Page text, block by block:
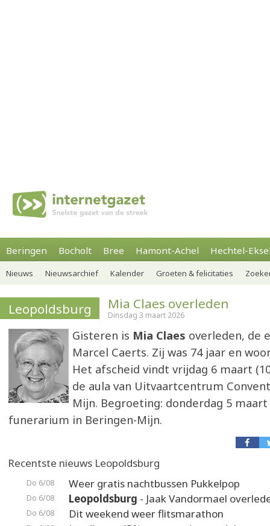
Beringen Bocholt Bree Hamont-Achel Hechtel-
Nieuws Nieuwsarchief Kalender Groeten & felicitaties
Leopoldsburg Mia Claes overleden
Dinsdag 3 maart 2026
Gisteren is Mia Claes overleden, de
Marcel Caerts. Zij was 74 jaar en
Het afscheid vindt vrijdag 6 maart
de aula van Uitvaartcentrum
Mijn. Begroeting: donderdag 5 maart
funerarium in Beringen-Mijn.
Recentste nieuws Leopoldsburg
Do 6/08 Weer gratis nachtbussen Pukkelpop
Do 6/08 Leopoldsburg - Jaak Vandormael
Do 6/08 Dit weekend weer flitsmarathon